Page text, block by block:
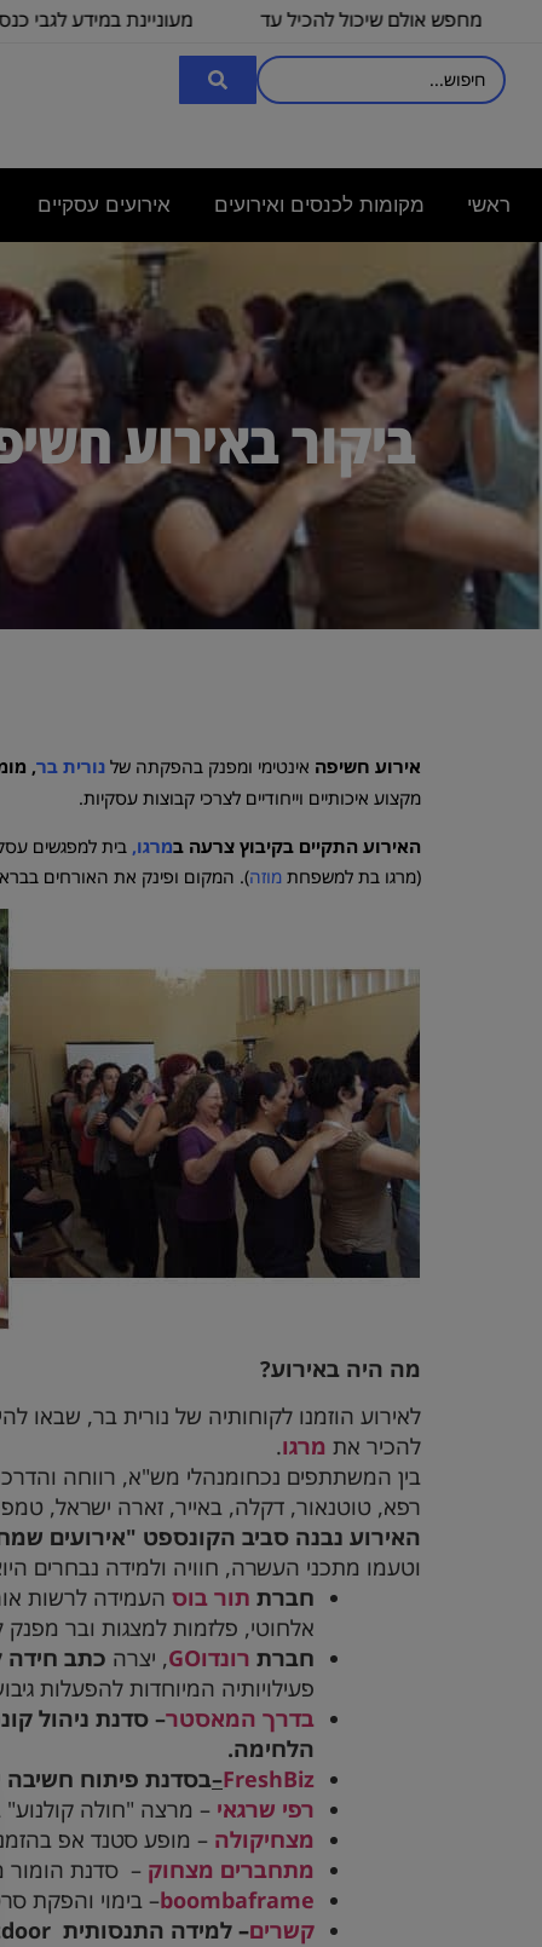
שיכול להכיל עד
3000
מעוניינת במידע לגבי כנס לכ-
100
ראשי מקומות לכנסים ואירועים אירועים עסקיים
ביקור באירוע
אירוע חשיפה אינטימי ומפנק בהפקתה של נורית בר,
מקצוע איכותיים וייחודיים לצרכי קבוצות עסקיות.
האירוע התקיים בקיבוץ צרעה במרגו, בית למפגשים
(מרגו בת למשפחת מוזה). המקום ופינק את האורחים
מה היה באירוע?
לאירוע הוזמנו לקוחותיה של נורית בר, שבאו
להכיר את מרגו.
בין המשתתפים נכחומנהלי מש"א, רווחה
רפא, טוטנאור, דקלה, באייר, זארה ישראל,
האירוע נבנה סביב הקונספט "אירועים
וטעמו מתכני העשרה, חוויה ולמידה נבחרים
חברת תור בוס העמידה לרשות
אלחוטי, פלזמות למצגות ובר
חברת רונדוGO, יצרה כתב חידה
פעילויותיה המיוחדות להפעלות
בדרך המאסטר– סדנת ניהול
הלחימה.
FreshBiz
–בסדנת פיתוח חשיבה
רפי שרגאי – מרצה "חולה קולנוע"
מצחיקולה – מופע סטנד אפ
מתחברים מצחוק – סדנת הומור
boombaframe– בימוי והפקת
קשרים– למידה התנסותית